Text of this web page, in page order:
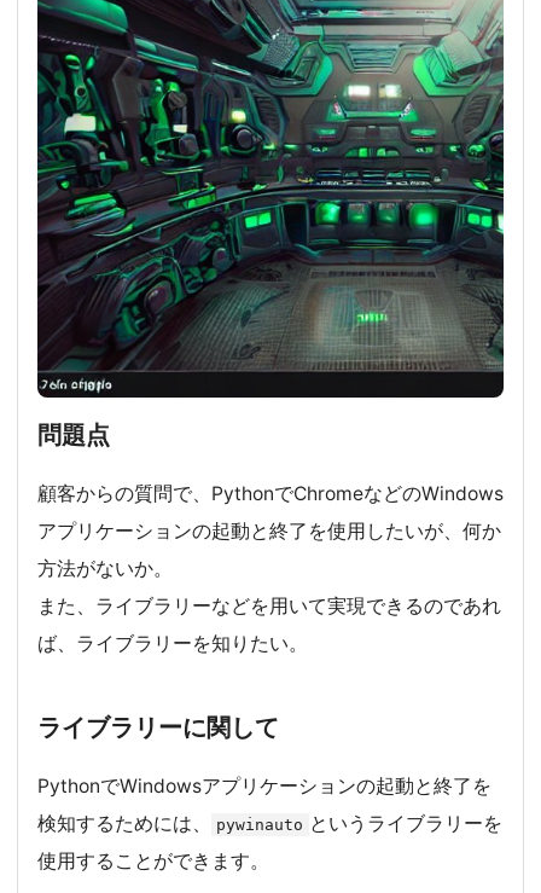
問題点
顧客からの質問で、PythonでChromeなどのWindows
アプリケーションの起動と終了を使用したいが、何か
方法がないか。
また、ライブラリーなどを用いて実現できるのであれ
ば、ライブラリーを知りたい。
ライブラリーに関して
PythonでWindowsアプリケーションの起動と終了を
検知するためには、
pywinauto というライブラリーを
使用することができます。